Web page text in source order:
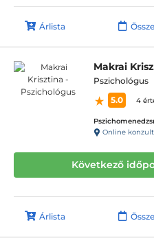
Árlista
Makrai
Pszichológus
5.0
4
Online
Következő
Árlista